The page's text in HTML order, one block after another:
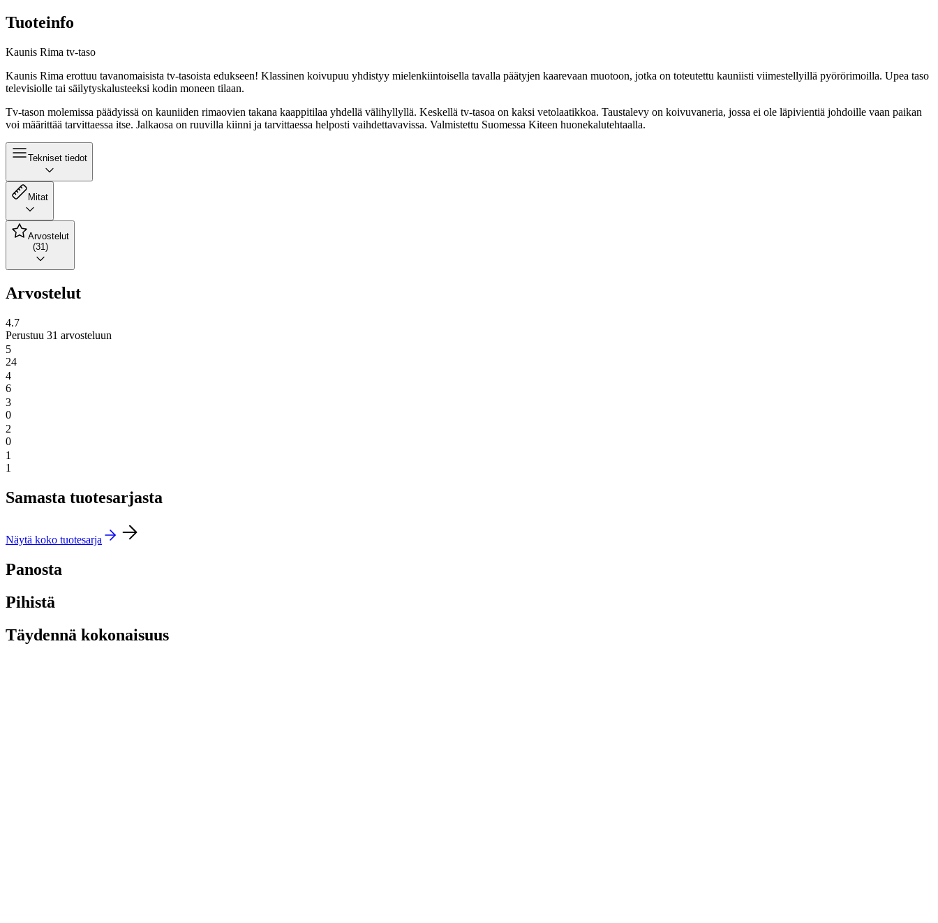
Tuoteinfo
Kaunis Rima tv-taso
Kaunis Rima erottuu tavanomaisista tv-tasoista edukseen! Klassinen koivupuu yhdistyy mielenkiintoisella tavalla päätyjen kaarevaan muotoon, jotka on toteutettu kauniisti viimestellyillä pyörörimoilla. Upea taso
televisiolle tai säilytyskalusteeksi kodin moneen tilaan.
Tv-tason molemissa päädyissä on kauniiden rimaovien takana kaappitilaa yhdellä välihyllyllä. Keskellä tv-tasoa on kaksi vetolaatikkoa. Taustalevy on koivuvaneria, jossa ei ole läpivientiä johdoille vaan paikan
voi määrittää tarvittaessa itse. Jalkaosa on ruuvilla kiinni ja tarvittaessa helposti vaihdettavavissa. Valmistettu Suomessa Kiteen huonekalutehtaalla.
Tekniset tiedot
Mitat
Arvostelut
(31)
Arvostelut
4.7
Perustuu 31 arvosteluun
5
24
4
6
3
0
2
0
1
1
Samasta tuotesarjasta
Näytä koko tuotesarja
Panosta
Pihistä
Täydennä kokonaisuus